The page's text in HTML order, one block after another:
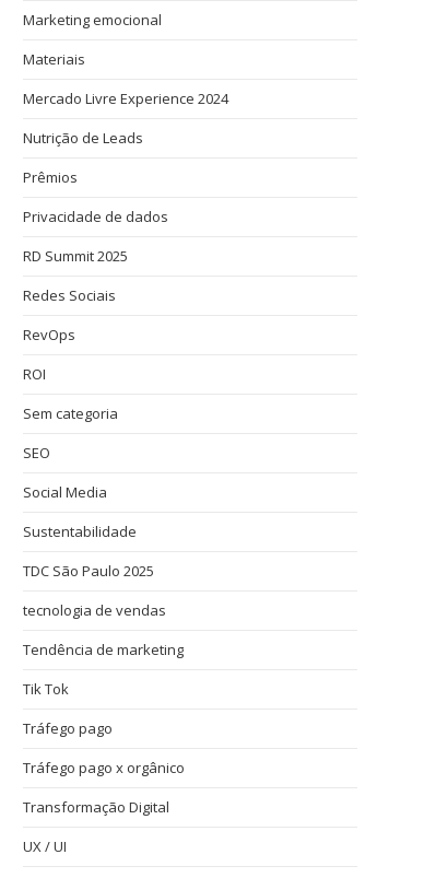
Marketing emocional
Materiais
Mercado Livre Experience 2024
Nutrição de Leads
Prêmios
Privacidade de dados
RD Summit 2025
Redes Sociais
RevOps
ROI
Sem categoria
SEO
Social Media
Sustentabilidade
TDC São Paulo 2025
tecnologia de vendas
Tendência de marketing
Tik Tok
Tráfego pago
Tráfego pago x orgânico
Transformação Digital
UX / UI